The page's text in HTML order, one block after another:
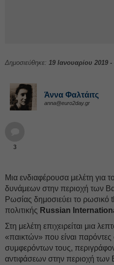
Δημοσιεύθηκε: 19 Ιανουαρίου 2019 -
Άννα Φαλτάιτς
anna@euro2day.gr
3
Μια ενδιαφέρουσα μελέτη για
δυνάμεων στην περιοχή των
Ρωσίας δημοσιεύει το ρωσικό
πολιτικής Russian
Στη μελέτη επιχειρείται μια
«παικτών» που είναι
συμφερόντων τους,
αντιφάσεων στην περιοχή των